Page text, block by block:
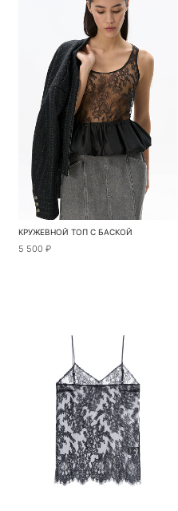
КРУЖЕВНОЙ ТОП С БАСКОЙ
5 500 ₽